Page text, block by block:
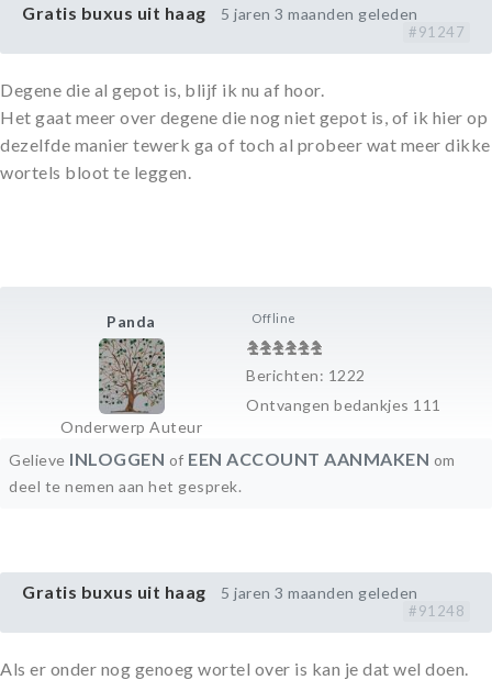
Gratis buxus uit haag 5 jaren 3 maanden geleden
#91247
Panda
Onderwerp Auteur
Offline
Berichten: 1222
Ontvangen bedankjes 111
Degene die al gepot is, blijf ik nu af hoor.
Het gaat meer over degene die nog niet gepot is, of ik hier op
dezelfde manier tewerk ga of toch al probeer wat meer dikke
wortels bloot te leggen.
Gelieve INLOGGEN of EEN ACCOUNT AANMAKEN om
deel te nemen aan het gesprek.
Gratis buxus uit haag 5 jaren 3 maanden geleden
#91248
Als er onder nog genoeg wortel over is kan je dat wel doen.